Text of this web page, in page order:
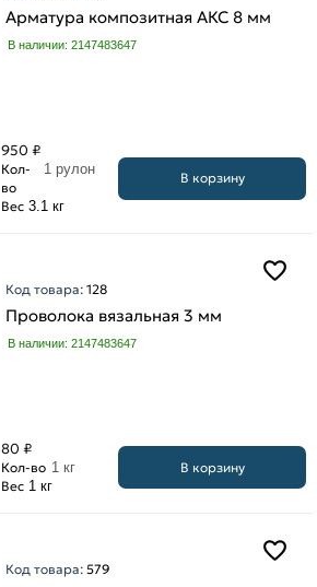
Арматура композитная АКС 8 мм
В наличии: 2147483647
950 ₽
Кол-
во
1 рулон
Вес 3.1 кг
В корзину
Код товара:128
Проволока вязальная 3 мм
В наличии: 2147483647
80 ₽
Кол-во 1 кг
Вес 1 кг
В корзину
Код товара:579